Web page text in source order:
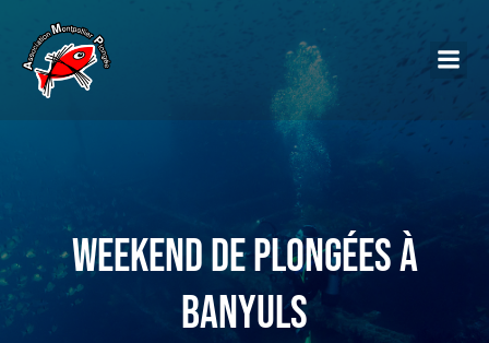
Weekend de plongées à
Banyuls